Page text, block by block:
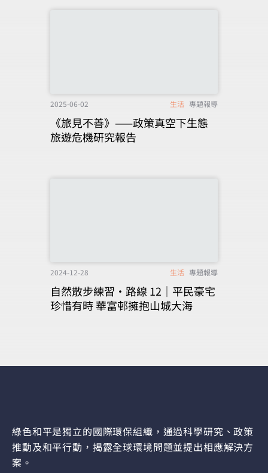
2025-06-02 生活 專題報導
《旅見不善》——政策真空下生態
旅遊危機研究報告
2024-12-28 生活 專題報導
自然散步練習‧路線 12│平民豪宅
珍惜有時 華富邨擁抱山城大海
綠色和平是獨立的國際環保組織，通過科學研究、政策
推動及和平行動，揭露全球環境問題並提出相應解決方
案。